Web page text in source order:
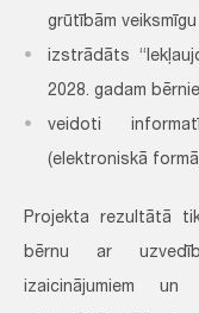
grūtībām
izstrādāts
2028. gadam
veidoti
(elektroniskā
Projekta rezultātā
bērnu ar
izaicinājumiem un